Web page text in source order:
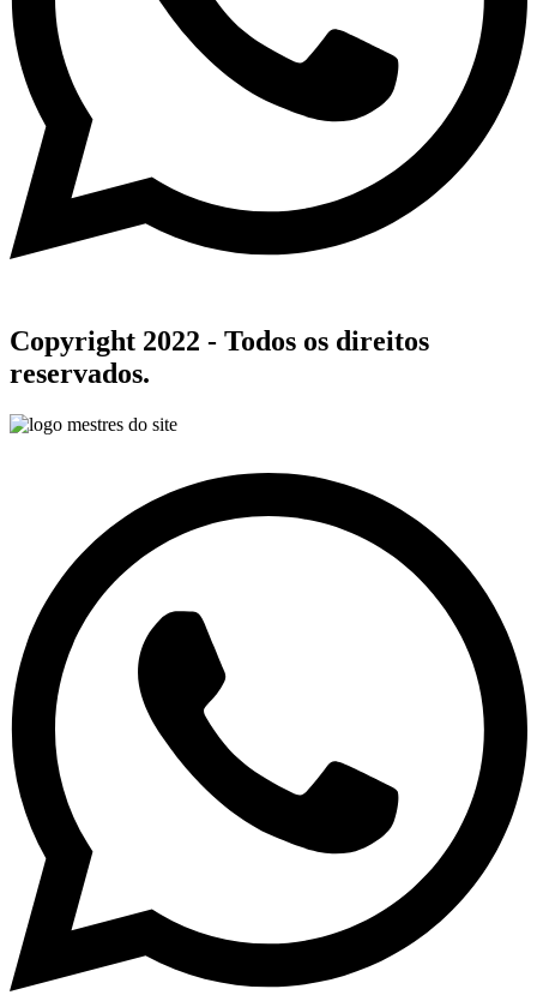
Copyright 2022 - Todos os direitos
reservados.